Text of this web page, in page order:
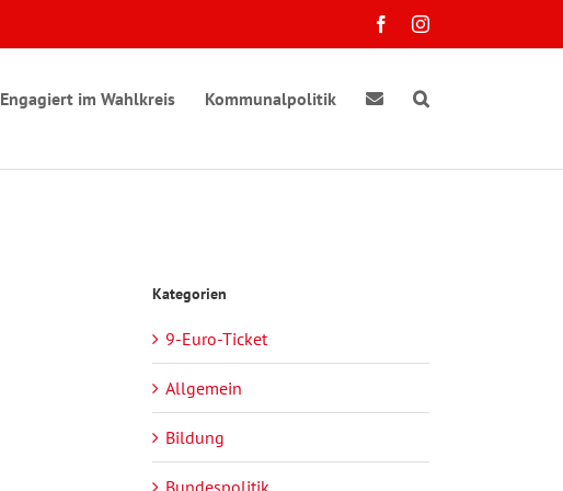
FacebookInstagram
Engagiert im Wahlkreis Kommunalpolitik
Kategorien
9-Euro-Ticket
Allgemein
Bildung